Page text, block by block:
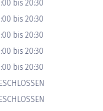
bis 20:30
bis 20:30
bis 20:30
bis 20:30
bis 20:30